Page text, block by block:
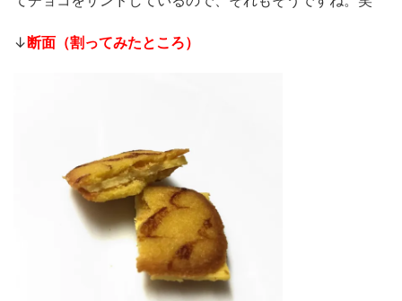
↓断面（割ってみたところ）